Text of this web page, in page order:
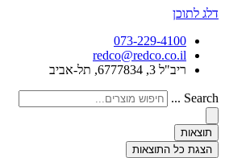
דלג לתוכן
073-229-4100
redco@redco.co.il
ריב"ל 3, 6777834, תל-אביב
Search ...
תוצאות
הצגת כל התוצאות